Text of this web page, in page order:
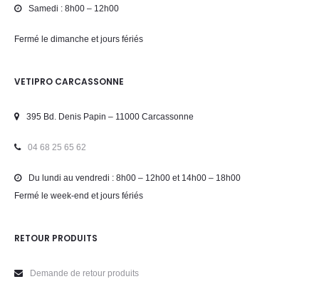
Samedi : 8h00 – 12h00
Fermé le dimanche et jours fériés
VETIPRO CARCASSONNE
395 Bd. Denis Papin – 11000 Carcassonne
04 68 25 65 62
Du lundi au vendredi : 8h00 – 12h00 et 14h00 – 18h00
Fermé le week-end et jours fériés
RETOUR PRODUITS
Demande de retour produits